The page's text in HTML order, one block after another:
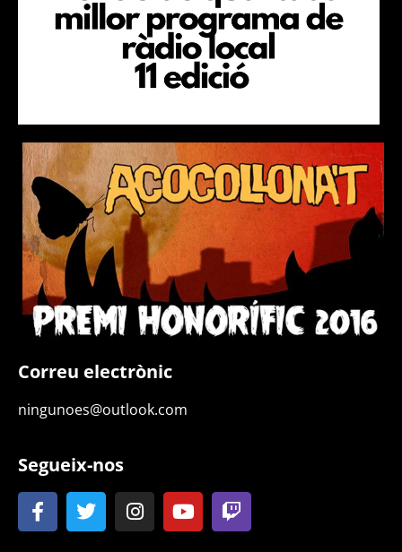
Correu electrònic
ningunoes@outlook.com
Segueix-nos